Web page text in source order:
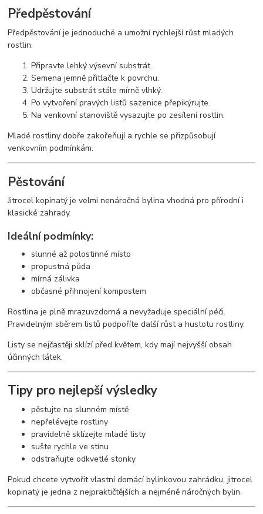
Předpěstování
Předpěstování je jednoduché a umožní rychlejší růst mladých
rostlin.
Připravte lehký výsevní substrát.
Semena jemně přitlačte k povrchu.
Udržujte substrát stále mírně vlhký.
Po vytvoření pravých listů sazenice přepikýrujte.
Na venkovní stanoviště vysazujte po zesílení rostlin.
Mladé rostliny dobře zakořeňují a rychle se přizpůsobují
venkovním podmínkám.
Pěstování
Jitrocel kopinatý je velmi nenáročná bylina vhodná pro přírodní i
klasické zahrady.
Ideální podmínky:
slunné až polostinné místo
propustná půda
mírná zálivka
občasné přihnojení kompostem
Rostlina je plně mrazuvzdorná a nevyžaduje speciální péči.
Pravidelným sběrem listů podpoříte další růst a hustotu rostliny.
Listy se nejčastěji sklízí před květem, kdy mají nejvyšší obsah
účinných látek.
Tipy pro nejlepší výsledky
pěstujte na slunném místě
nepřelévejte rostliny
pravidelně sklízejte mladé listy
sušte rychle ve stínu
odstraňujte odkvetlé stonky
Pokud chcete vytvořit vlastní domácí bylinkovou zahrádku, jitrocel
kopinatý je jedna z nejpraktičtějších a nejméně náročných bylin.